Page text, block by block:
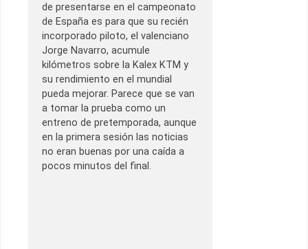
de presentarse en el campeonato
de España es para que su recién
incorporado piloto, el valenciano
Jorge Navarro, acumule
kilómetros sobre la Kalex KTM y
su rendimiento en el mundial
pueda mejorar. Parece que se van
a tomar la prueba como un
entreno de pretemporada, aunque
en la primera sesión las noticias
no eran buenas por una caída a
pocos minutos del final.